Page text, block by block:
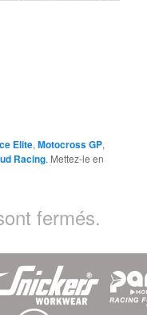
Elite,Motocross GP,
Racing. Mettez-le en
fermés.